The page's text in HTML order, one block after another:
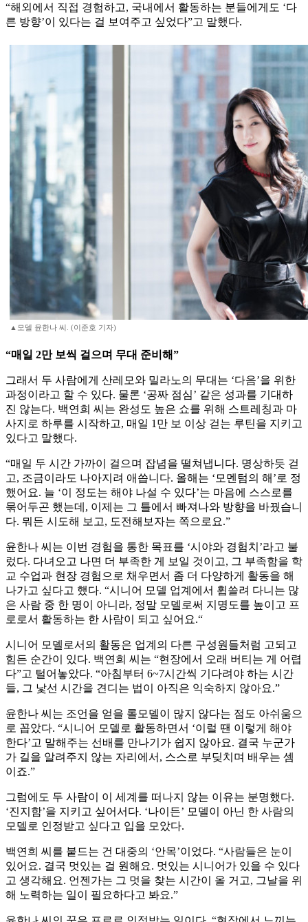
“해외에서 직접 경험하고, 국내에서 활동하는 분들에게도 ‘다
른 방향’이 있다는 걸 보여주고 싶었다”고 말했다.
▲모델 윤한나 씨. (이준호 기자)
“매일 2만 보씩 걸으며 무대 준비해”
그래서 두 사람에게 산레모와 밀라노의 무대는 ‘다음’을 위한
과정이라고 할 수 있다. 물론 ‘공짜 점심’ 같은 성과를 기대하
진 않는다. 백연희 씨는 완성도 높은 쇼를 위해 스트레칭과 마
사지로 하루를 시작하고, 매일 1만 보 이상 걷는 루틴을 지키고
있다고 말했다.
“매일 두 시간 가까이 걸으며 잡념을 떨쳐냅니다. 명상하듯 걷
고, 조금이라도 나아지려 애씁니다. 올해는 ‘모멘텀의 해’로 정
했어요. 늘 ‘이 정도는 해야 나설 수 있다’는 마음에 스스로를
묶어두곤 했는데, 이제는 그 틀에서 빠져나와 방향을 바꿨습니
다. 뭐든 시도해 보고, 도전해보자는 쪽으로요.”
윤한나 씨는 이번 경험을 통한 목표를 ‘시야와 경험치’라고 불
렀다. 다녀오고 나면 더 부족한 게 보일 것이고, 그 부족함을 학
교 수업과 현장 경험으로 채우면서 좀 더 다양하게 활동을 해
나가고 싶다고 했다. “시니어 모델 업계에서 휩쓸려 다니는 많
은 사람 중 한 명이 아니라, 정말 모델로써 지명도를 높이고 프
로로서 활동하는 한 사람이 되고 싶어요.“
시니어 모델로서의 활동은 업계의 다른 구성원들처럼 고되고
힘든 순간이 있다. 백연희 씨는 “현장에서 오래 버티는 게 어렵
다”고 털어놓았다. “아침부터 6~7시간씩 기다려야 하는 시간
들, 그 낯선 시간을 견디는 법이 아직은 익숙하지 않아요.”
윤한나 씨는 조언을 얻을 롤모델이 많지 않다는 점도 아쉬움으
로 꼽았다. “시니어 모델로 활동하면서 ‘이럴 땐 이렇게 해야
한다’고 말해주는 선배를 만나기가 쉽지 않아요. 결국 누군가
가 길을 알려주지 않는 자리에서, 스스로 부딪치며 배우는 셈
이죠.”
그럼에도 두 사람이 이 세계를 떠나지 않는 이유는 분명했다.
‘진지함’을 지키고 싶어서다. ‘나이든’ 모델이 아닌 한 사람의
모델로 인정받고 싶다고 입을 모았다.
백연희 씨를 붙드는 건 대중의 ‘안목’이었다. “사람들은 눈이
있어요. 결국 멋있는 걸 원해요. 멋있는 시니어가 있을 수 있다
고 생각해요. 언젠가는 그 멋을 찾는 시간이 올 거고, 그날을 위
해 노력하는 일이 필요하다고 봐요.”